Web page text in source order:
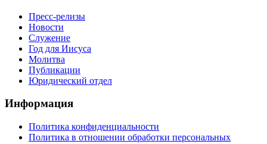
Пресс-релизы
Новости
Служение
Год для Иисуса
Молитва
Публикации
Юридический отдел
Информация
Политика конфиденциальности
Политика в отношении обработки персональных